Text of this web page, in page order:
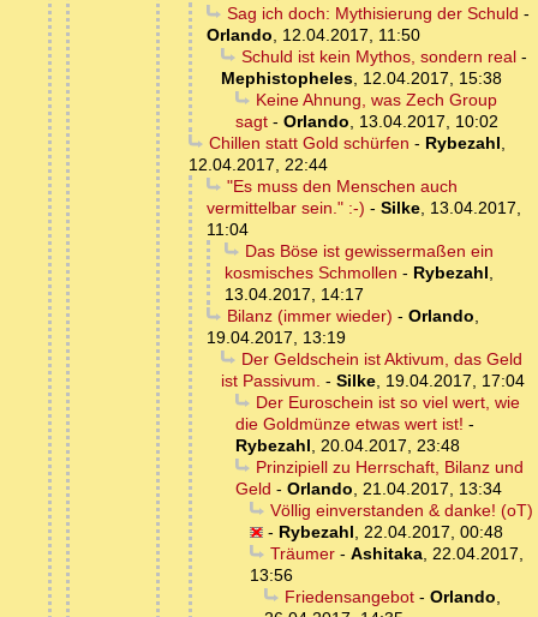
Sag ich doch: Mythisierung der Schuld -
Orlando, 12.04.2017, 11:50
Schuld ist kein Mythos, sondern real-
Mephistopheles, 12.04.2017, 15:38
Keine Ahnung, was Zech Group
sagt - Orlando, 13.04.2017, 10:02
Chillen statt Gold schürfen - Rybezahl,
12.04.2017, 22:44
"Es muss den Menschen auch
vermittelbar sein." :-) - Silke, 13.04.2017,
11:04
Das Böse ist gewissermaßen ein
kosmisches Schmollen - Rybezahl,
13.04.2017, 14:17
Bilanz (immer wieder) - Orlando,
19.04.2017, 13:19
Der Geldschein ist Aktivum, das Geld
ist Passivum. - Silke, 19.04.2017, 17:04
Der Euroschein ist so viel wert, wie
die Goldmünze etwas wert ist! -
Rybezahl, 20.04.2017, 23:48
Prinzipiell zu Herrschaft, Bilanz und
Geld - Orlando, 21.04.2017, 13:34
Völlig einverstanden & danke! (oT)
- Rybezahl, 22.04.2017, 00:48
Träumer- Ashitaka, 22.04.2017,
13:56
Friedensangebot- Orlando,